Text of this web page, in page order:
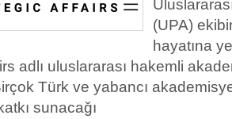
(UPA)
hayatına
adlı uluslararası hakemli
Türk ve yabancı
sunacağı